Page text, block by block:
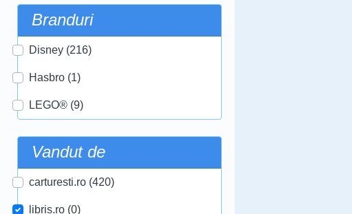
Branduri
Disney (216)
Hasbro (1)
LEGO® (9)
Vandut de
carturesti.ro (420)
libris.ro (0)